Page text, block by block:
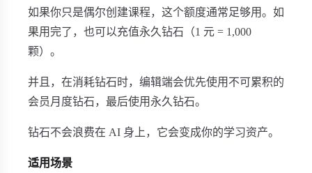
如果你只是偶尔创建课程，这个额度通常足够用。如
果用完了，也可以充值永久钻石（1 元 = 1,000
颗）。
并且，在消耗钻石时，编辑端会优先使用不可累积的
会员月度钻石，最后使用永久钻石。
钻石不会浪费在 AI 身上，它会变成你的学习资产。
适用场景